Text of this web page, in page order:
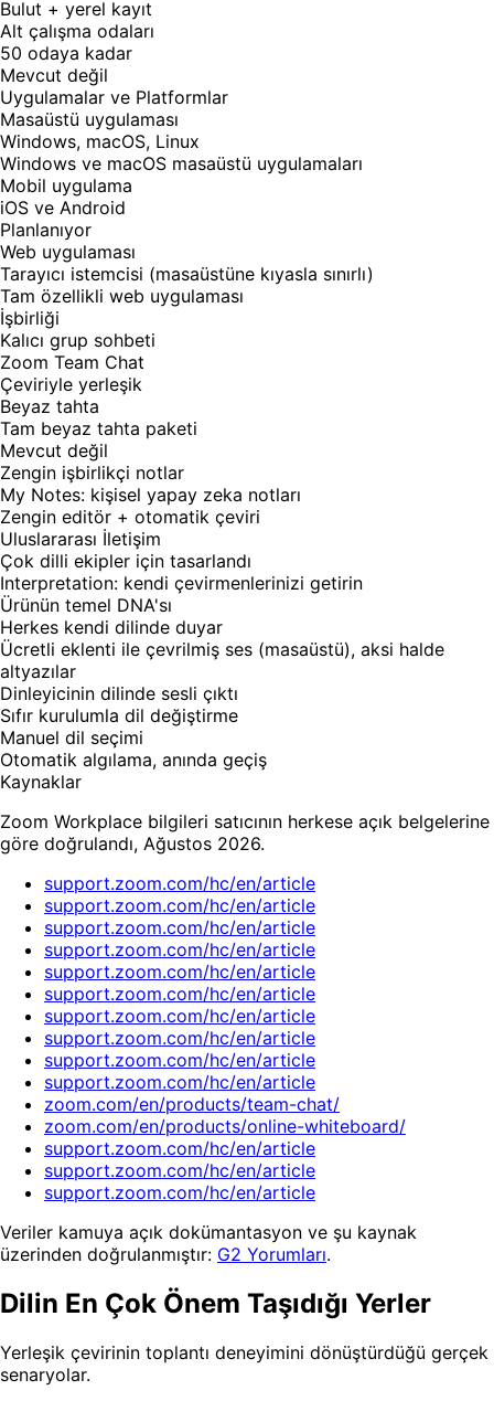
Bulut + yerel kayıt
Alt çalışma odaları
50 odaya kadar
Mevcut değil
Uygulamalar ve Platformlar
Masaüstü uygulaması
Windows, macOS, Linux
Windows ve macOS masaüstü uygulamaları
Mobil uygulama
iOS ve Android
Planlanıyor
Web uygulaması
Tarayıcı istemcisi (masaüstüne kıyasla sınırlı)
Tam özellikli web uygulaması
İşbirliği
Kalıcı grup sohbeti
Zoom Team Chat
Çeviriyle yerleşik
Beyaz tahta
Tam beyaz tahta paketi
Mevcut değil
Zengin işbirlikçi notlar
My Notes: kişisel yapay zeka notları
Zengin editör + otomatik çeviri
Uluslararası İletişim
Çok dilli ekipler için tasarlandı
Interpretation: kendi çevirmenlerinizi getirin
Ürünün temel DNA'sı
Herkes kendi dilinde duyar
Ücretli eklenti ile çevrilmiş ses (masaüstü), aksi halde
altyazılar
Dinleyicinin dilinde sesli çıktı
Sıfır kurulumla dil değiştirme
Manuel dil seçimi
Otomatik algılama, anında geçiş
Kaynaklar
Zoom Workplace bilgileri satıcının herkese açık belgelerine
göre doğrulandı, Ağustos 2026.
support.zoom.com/hc/en/article
support.zoom.com/hc/en/article
support.zoom.com/hc/en/article
support.zoom.com/hc/en/article
support.zoom.com/hc/en/article
support.zoom.com/hc/en/article
support.zoom.com/hc/en/article
support.zoom.com/hc/en/article
support.zoom.com/hc/en/article
support.zoom.com/hc/en/article
zoom.com/en/products/team-chat/
zoom.com/en/products/online-whiteboard/
support.zoom.com/hc/en/article
support.zoom.com/hc/en/article
support.zoom.com/hc/en/article
Veriler kamuya açık dokümantasyon ve şu kaynak
üzerinden doğrulanmıştır: G2 Yorumları.
Dilin En Çok Önem Taşıdığı Yerler
Yerleşik çevirinin toplantı deneyimini dönüştürdüğü gerçek
senaryolar.